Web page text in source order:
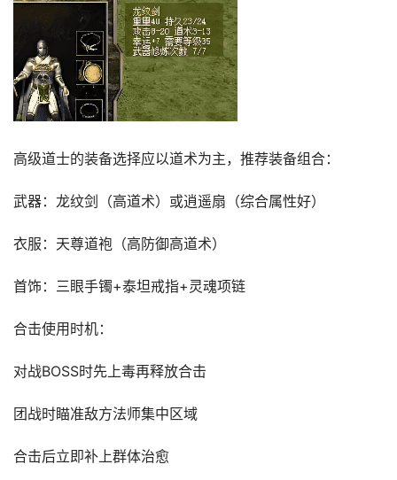
高级道士的装备选择应以道术为主，推荐装备组合：
武器：龙纹剑（高道术）或逍遥扇（综合属性好）
衣服：天尊道袍（高防御高道术）
首饰：三眼手镯+泰坦戒指+灵魂项链
合击使用时机：
对战BOSS时先上毒再释放合击
团战时瞄准敌方法师集中区域
合击后立即补上群体治愈